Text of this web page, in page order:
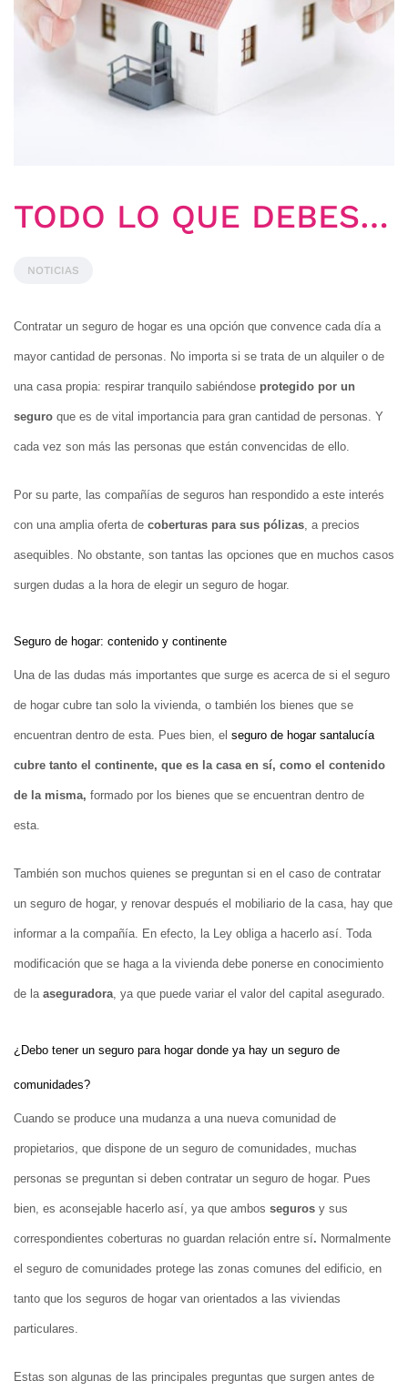
TODO LO QUE DEBES SABER ACERCA DE LOS SEGUROS DE HOGAR
NOTICIAS
Contratar un seguro de hogar es una opción que convence cada día a
mayor cantidad de personas. No importa si se trata de un alquiler o de
una casa propia: respirar tranquilo sabiéndose protegido por un
seguro que es de vital importancia para gran cantidad de personas. Y
cada vez son más las personas que están convencidas de ello.
Por su parte, las compañías de seguros han respondido a este interés
con una amplia oferta de coberturas para sus pólizas, a precios
asequibles. No obstante, son tantas las opciones que en muchos casos
surgen dudas a la hora de elegir un seguro de hogar.
Seguro de hogar: contenido y continente
Una de las dudas más importantes que surge es acerca de si el seguro
de hogar cubre tan solo la vivienda, o también los bienes que se
encuentran dentro de esta. Pues bien, el seguro de hogar santalucía
cubre tanto el continente, que es la casa en sí, como el contenido
de la misma, formado por los bienes que se encuentran dentro de
esta.
También son muchos quienes se preguntan si en el caso de contratar
un seguro de hogar, y renovar después el mobiliario de la casa, hay que
informar a la compañía. En efecto, la Ley obliga a hacerlo así. Toda
modificación que se haga a la vivienda debe ponerse en conocimiento
de la aseguradora, ya que puede variar el valor del capital asegurado.
¿Debo tener un seguro para hogar donde ya hay un seguro de
comunidades?
Cuando se produce una mudanza a una nueva comunidad de
propietarios, que dispone de un seguro de comunidades, muchas
personas se preguntan si deben contratar un seguro de hogar. Pues
bien, es aconsejable hacerlo así, ya que ambos seguros y sus
correspondientes coberturas no guardan relación entre sí. Normalmente
el seguro de comunidades protege las zonas comunes del edificio, en
tanto que los seguros de hogar van orientados a las viviendas
particulares.
Estas son algunas de las principales preguntas que surgen antes de